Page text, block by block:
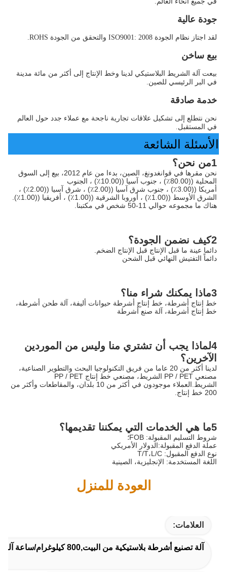
جودة عالية
لقد اجتاز نظام الجودة ISO9001: 2008 والتحقق من الجودة ROHS.
بيع ساخن
في البر الرئيسي للصين.
خدمة صادقة
في المستقبل.
الأسئلة الشائعة
1من نحن؟
المحلية ((80.00٪) ، جنوب آسيا ((10.00٪) ، الجنوب
هناك ما مجموعه حوالي 11-50 شخص في مكتبنا.
2كيف نضمن الجودة؟
دائما عينة ما قبل الإنتاج قبل الإنتاج الضخم.
دائماً التفتيش النهائي قبل الشحن
3ماذا يمكنك شراء منا؟
خط إنتاج أشرطة، آلة صنع أشرطة
الآخرين؟
200 خط إنتاج.
5ما هي الخدمات التي يمكننا تقديمها؟
شروط التسليم المقبولة: FOB؛
عملة الدفع المقبولة:الدولار الأمريكي
نوع الدفع المقبول: T/T،L/C
اللغة المستخدمة: الإنجليزية، الصينية
العودة للمنزل
العلامات:
آلة تصنيع أشرطة بلاستيكية من البيت,800 كيلوغرام/ساعة آلة لصنع أشرطة بلاستيكية,خط إنتاجية عالية للخيط الحيوانات الأليفة